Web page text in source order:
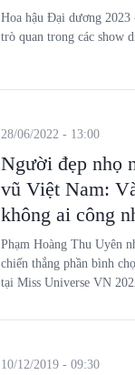
Hoa hậu Đại dương
trò quan trong các show
Người đẹp nhọ
vũ Việt Nam:
không ai công
28/06/2022 - 13:00
Phạm Hoàng Thu Uyên
chiến thắng phần bình
tại Miss Universe VN
10/12/2019 - 09:30